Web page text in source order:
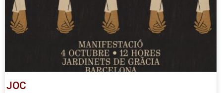
JOC